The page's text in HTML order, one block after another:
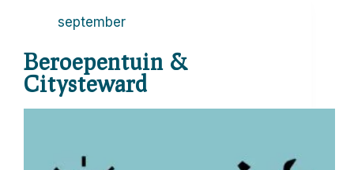
september
Beroepentuin &
Citysteward